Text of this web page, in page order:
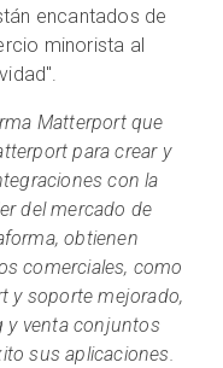
encantados de
minorista al
Matterport que
para crear y
con la
del mercado de
obtienen
comerciales, como
y soporte mejorado,
y venta conjuntos
sus aplicaciones.